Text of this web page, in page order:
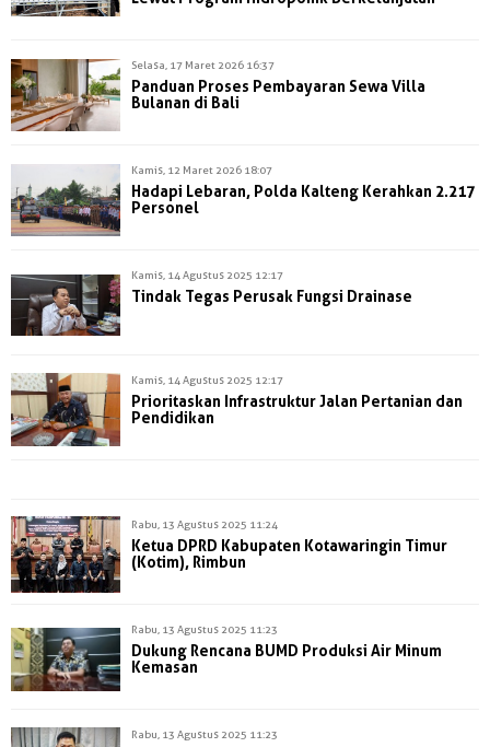
Selasa, 17 Maret 2026 16:37
Panduan Proses Pembayaran Sewa Villa
Bulanan di Bali
Kamis, 12 Maret 2026 18:07
Hadapi Lebaran, Polda Kalteng Kerahkan 2.217
Personel
Kamis, 14 Agustus 2025 12:17
Tindak Tegas Perusak Fungsi Drainase
Kamis, 14 Agustus 2025 12:17
Prioritaskan Infrastruktur Jalan Pertanian dan
Pendidikan
Rabu, 13 Agustus 2025 11:24
Ketua DPRD Kabupaten Kotawaringin Timur
(Kotim), Rimbun
Rabu, 13 Agustus 2025 11:23
Dukung Rencana BUMD Produksi Air Minum
Kemasan
Rabu, 13 Agustus 2025 11:23